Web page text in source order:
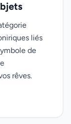
liés
de
rêves.